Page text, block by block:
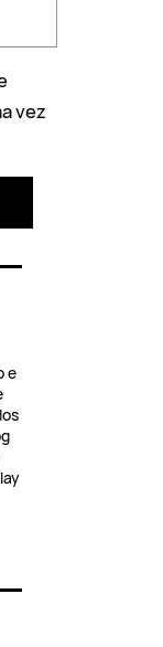
vez
e